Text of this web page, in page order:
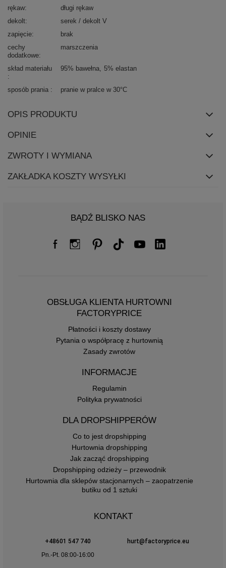
rękaw
długi rękaw
dekolt
serek / dekolt V
zapięcie
brak
cechy
dodatkowe
marszczenia
skład materiału 95% bawełna 5% elastan
sposób prania pranie w pralce w 30°C
OPIS PRODUKTU
OPINIE
ZWROTY I WYMIANA
ZAKŁADKA KOSZTY WYSYŁKI
BĄDŹ BLISKO NAS
OBSŁUGA KLIENTA HURTOWNI
FACTORYPRICE
Płatności i koszty dostawy
Pytania o współpracę z hurtownią
Zasady zwrotów
INFORMACJE
Regulamin
Polityka prywatności
DLA DROPSHIPPERÓW
Co to jest dropshipping
Hurtownia dropshipping
Jak zacząć dropshipping
Dropshipping odzieży – przewodnik
Hurtownia dla sklepów stacjonarnych – zaopatrzenie
butiku od 1 sztuki
KONTAKT
+48601 547 740
hurt@factoryprice.eu
Pn.-Pt. 08:00-16:00